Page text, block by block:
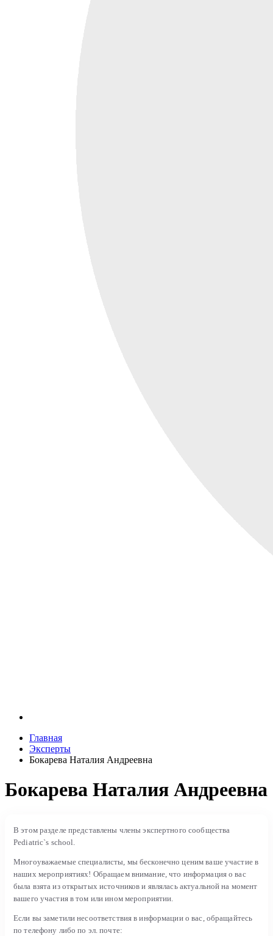
Главная
Эксперты
Бокарева Наталия Андреевна
Бокарева Наталия Андреевна
В этом разделе представлены члены экспертного сообщества
Pediatric`s school.
Многоуважаемые специалисты, мы бесконечно ценим ваше участие в
наших мероприятиях! Обращаем внимание, что информация о вас
была взята из открытых источников и являлась актуальной на момент
вашего участия в том или ином мероприятии.
Если вы заметили несоответствия в информации о вас, обращайтесь
по телефону либо по эл. почте: